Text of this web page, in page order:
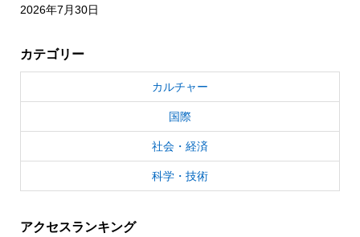
2026年7月30日
カテゴリー
カルチャー
国際
社会・経済
科学・技術
アクセスランキング